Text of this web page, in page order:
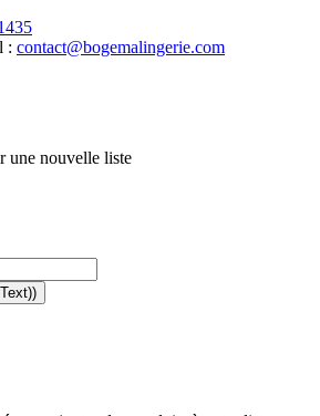
: contact@bogemalingerie.com
une nouvelle liste